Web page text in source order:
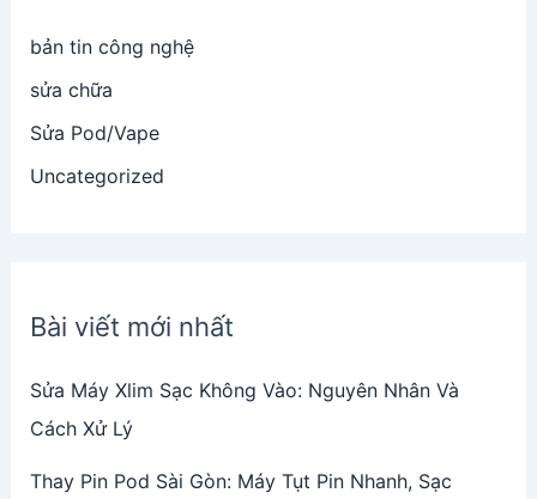
bản tin công nghệ
sửa chữa
Sửa Pod/Vape
Uncategorized
Bài viết mới nhất
Sửa Máy Xlim Sạc Không Vào: Nguyên Nhân Và
Cách Xử Lý
Thay Pin Pod Sài Gòn: Máy Tụt Pin Nhanh, Sạc